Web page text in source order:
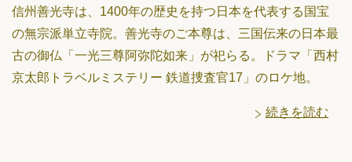
信州善光寺は、1400年の歴史を持つ日本を代表する国宝
の無宗派単立寺院。善光寺のご本尊は、三国伝来の日本最
古の御仏「一光三尊阿弥陀如来」が祀らる。ドラマ「西村
京太郎トラベルミステリー 鉄道捜査官17」のロケ地。
続きを読む